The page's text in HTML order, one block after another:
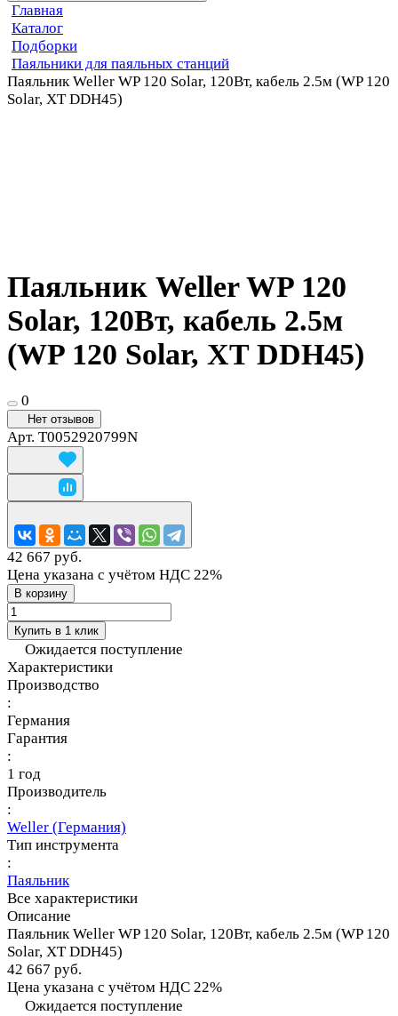
Главная
Каталог
Подборки
Паяльники для паяльных станций
Паяльник Weller WP 120 Solar, 120Вт, кабель 2.5м (WP 120
Solar, XT DDH45)
Паяльник Weller WP 120
Solar, 120Вт, кабель 2.5м
(WP 120 Solar, XT DDH45)
0
Нет отзывов
Арт. T0052920799N
42 667 руб.
Цена указана с учётом НДС 22%
В корзину
Купить в 1 клик
Ожидается поступление
Характеристики
Производство
:
Германия
Гарантия
:
1 год
Производитель
:
Weller (Германия)
Тип инструмента
:
Паяльник
Все характеристики
Описание
Паяльник Weller WP 120 Solar, 120Вт, кабель 2.5м (WP 120
Solar, XT DDH45)
42 667 руб.
Цена указана с учётом НДС 22%
Ожидается поступление